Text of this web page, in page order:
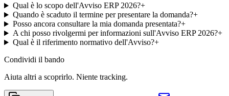
Qual è lo scopo dell'Avviso ERP 2026?+
Quando è scaduto il termine per presentare la domanda?+
Posso ancora consultare la mia domanda presentata?+
A chi posso rivolgermi per informazioni sull'Avviso ERP 2026?+
Qual è il riferimento normativo dell'Avviso?+
Condividi il bando
Aiuta altri a scoprirlo. Niente tracking.